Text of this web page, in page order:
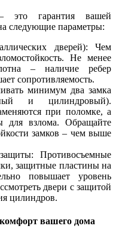
это гарантия вашей
следующие параметры:
дверей): Чем
Не менее
– наличие ребер
сопротивляемость.
минимум два замка
и цилиндровый).
при поломке, а
для взлома. Обращайте
замков – чем выше
Противосъемные
защитные пластины на
повышает уровень
двери с защитой
цилиндров.
вашего дома